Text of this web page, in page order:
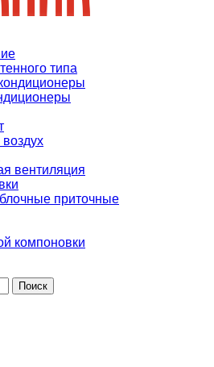
типа
вентиляция
приточные
компоновки
Поиск